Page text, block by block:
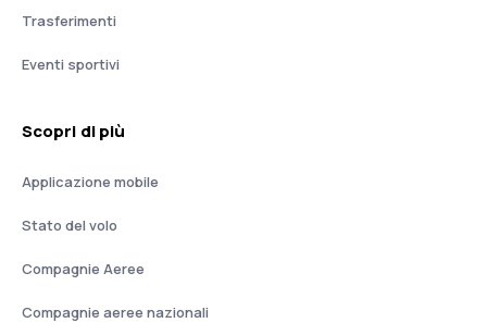
Trasferimenti
Eventi sportivi
Scopri di più
Applicazione mobile
Stato del volo
Compagnie Aeree
Compagnie aeree nazionali